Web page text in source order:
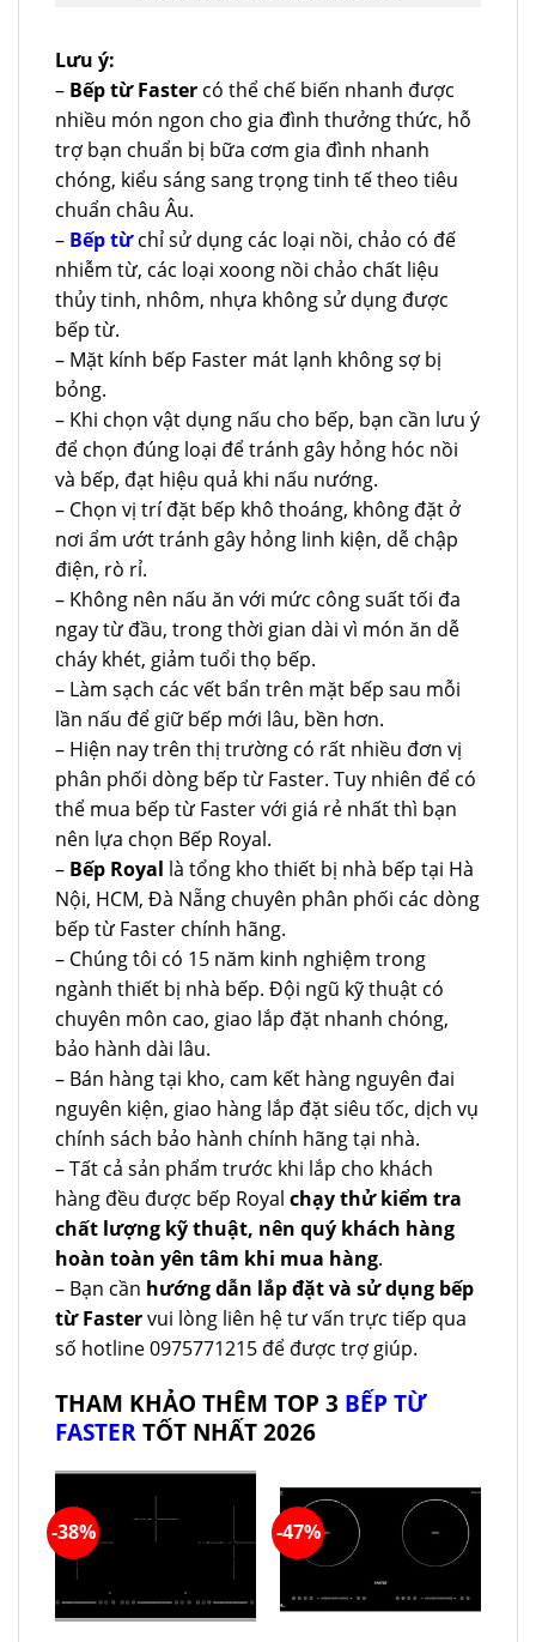
Lưu ý:
– Bếp từ Faster có thể chế biến nhanh được
nhiều món ngon cho gia đình thưởng thức, hỗ
trợ bạn chuẩn bị bữa cơm gia đình nhanh
chóng, kiểu sáng sang trọng tinh tế theo tiêu
chuẩn châu Âu.
– Bếp từchỉ sử dụng các loại nồi, chảo có đế
nhiễm từ, các loại xoong nồi chảo chất liệu
thủy tinh, nhôm, nhựa không sử dụng được
bếp từ.
– Mặt kính bếp Faster mát lạnh không sợ bị
bỏng.
– Khi chọn vật dụng nấu cho bếp, bạn cần lưu ý
để chọn đúng loại để tránh gây hỏng hóc nồi
và bếp, đạt hiệu quả khi nấu nướng.
– Chọn vị trí đặt bếp khô thoáng, không đặt ở
nơi ẩm ướt tránh gây hỏng linh kiện, dễ chập
điện, rò rỉ.
– Không nên nấu ăn với mức công suất tối đa
ngay từ đầu, trong thời gian dài vì món ăn dễ
cháy khét, giảm tuổi thọ bếp.
– Làm sạch các vết bẩn trên mặt bếp sau mỗi
lần nấu để giữ bếp mới lâu, bền hơn.
– Hiện nay trên thị trường có rất nhiều đơn vị
phân phối dòng bếp từ Faster. Tuy nhiên để có
thể mua bếp từ Faster với giá rẻ nhất thì bạn
nên lựa chọn Bếp Royal.
– Bếp Royal là tổng kho thiết bị nhà bếp tại Hà
Nội, HCM, Đà Nẵng chuyên phân phối các dòng
bếp từ Faster chính hãng.
– Chúng tôi có 15 năm kinh nghiệm trong
ngành thiết bị nhà bếp. Đội ngũ kỹ thuật có
chuyên môn cao, giao lắp đặt nhanh chóng,
bảo hành dài lâu.
– Bán hàng tại kho, cam kết hàng nguyên đai
nguyên kiện, giao hàng lắp đặt siêu tốc, dịch vụ
chính sách bảo hành chính hãng tại nhà.
– Tất cả sản phẩm trước khi lắp cho khách
hàng đều được bếp Royal chạy thử kiểm tra
chất lượng kỹ thuật, nên quý khách hàng
hoàn toàn yên tâm khi mua hàng.
– Bạn cần hướng dẫn lắp đặt và sử dụng bếp
từ Fastervui lòng liên hệ tư vấn trực tiếp qua
số hotline 0975771215 để được trợ giúp.
THAM KHẢO THÊM TOP 3 BẾP TỪ
FASTERTỐT NHẤT 2026
-38% -47%